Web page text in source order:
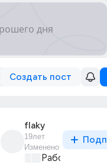
Создать пост
flaky
19лет
Изменено
Работа и ее